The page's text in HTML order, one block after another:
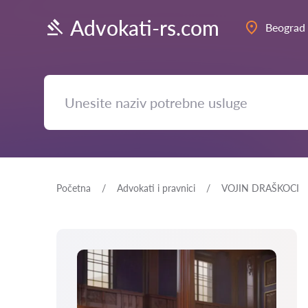
Advokati-rs.com Beograd
Početna Advokati i pravnici VOJIN DRAŠKOCI